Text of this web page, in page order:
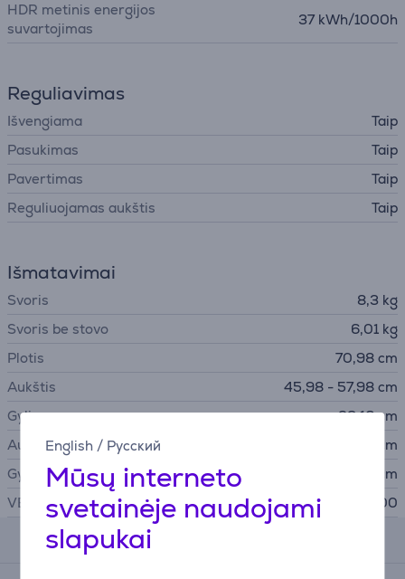
English / Русский
Mūsų interneto
svetainėje naudojami
slapukai
HDR metinis energijos
suvartojimas
37 kWh/1000h
Reguliavimas
Išvengiama
Taip
Pasukimas
Taip
Pavertimas
Taip
Reguliuojamas aukštis
Taip
Išmatavimai
Svoris
8,3 kg
Svoris be stovo
6,01 kg
Plotis
70,98 cm
Aukštis
45,98 - 57,98 cm
Gylis
32,16 cm
Aukštis be stovo
42,62 cm
Gylis be stovo
8,81 cm
VESA dydis
100 x 100
Atsiliepimai